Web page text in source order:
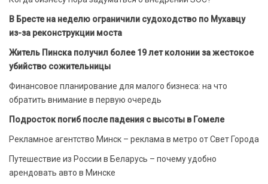
В Бресте на неделю ограничили судоходство по Мухавцу
из-за реконструкции моста
Житель Пинска получил более 19 лет колонии за жестокое
убийство сожительницы
Финансовое планирование для малого бизнеса: на что
обратить внимание в первую очередь
Подросток погиб после падения с высоты в Гомеле
Рекламное агентство Минск – реклама в метро от Свет Города
Путешествие из России в Беларусь – почему удобно
арендовать авто в Минске